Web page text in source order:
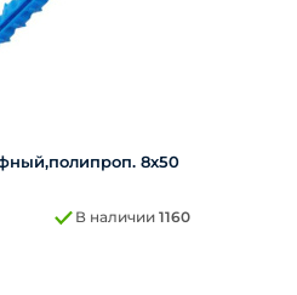
8х50
В наличии 1160